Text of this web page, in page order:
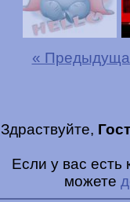
«
Здраствуйте,
Если у вас есть
можете